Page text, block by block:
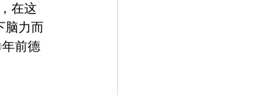
在这
脑力而
前德